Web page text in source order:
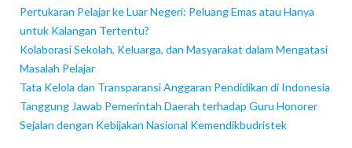
Pertukaran Pelajar ke Luar Negeri: Peluang Emas atau Hanya
untuk Kalangan Tertentu?
Kolaborasi Sekolah, Keluarga, dan Masyarakat dalam Mengatasi
Masalah Pelajar
Tata Kelola dan Transparansi Anggaran Pendidikan di Indonesia
Tanggung Jawab Pemerintah Daerah terhadap Guru Honorer
Sejalan dengan Kebijakan Nasional Kemendikbudristek